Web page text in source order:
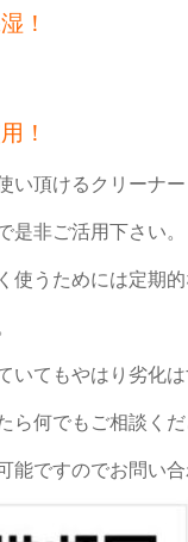
！
！
い頂けるクリーナ
是非ご活用下さい。
使うためには定期
いてもやはり劣化
ら何でもご相談くだ
能ですのでお問い合